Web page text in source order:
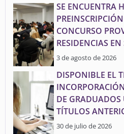
SE ENCUENTRA
CONCURSO
RESIDENCIAS
3 de agosto de 2026
DISPONIBLE EL
DE GRADUADOS
TÍTULOS
30 de julio de 2026